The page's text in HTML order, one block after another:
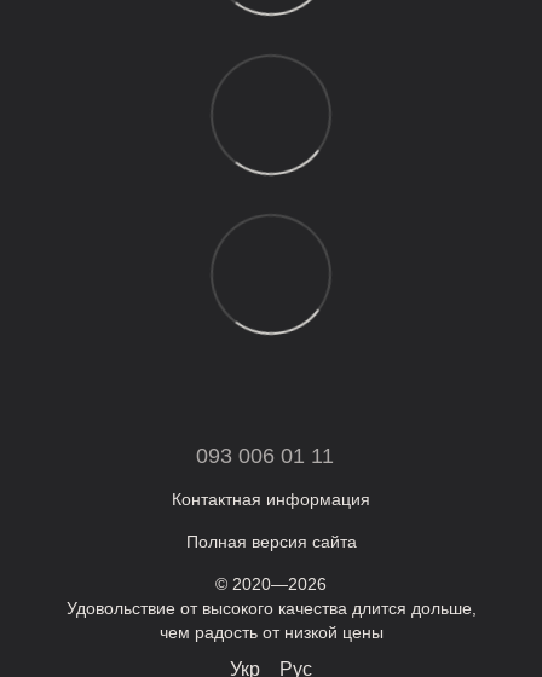
093 006 01 11
Контактная информация
Полная версия сайта
© 2020—2026
Удовольствие от высокого качества длится дольше,
чем радость от низкой цены
Укр Рус